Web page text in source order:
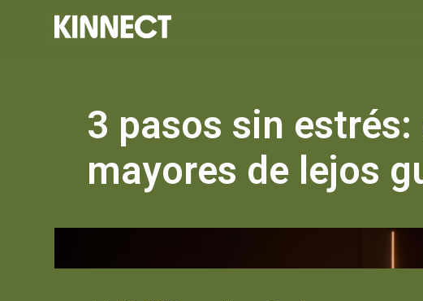
3 pasos sin
mayores de lejos